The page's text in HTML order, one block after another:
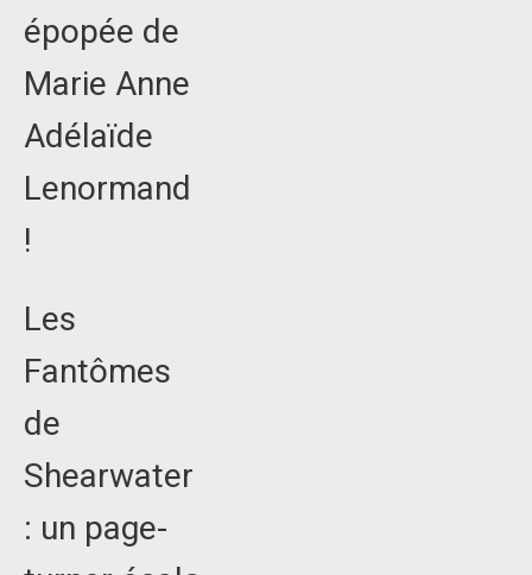
épopée de
Marie Anne
Adélaïde
Lenormand
!
Les
Fantômes
de
Shearwater
: un page-